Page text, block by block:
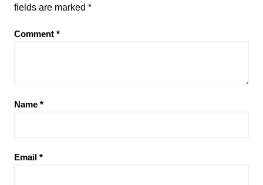
fields are marked *
Comment *
Name *
Email *